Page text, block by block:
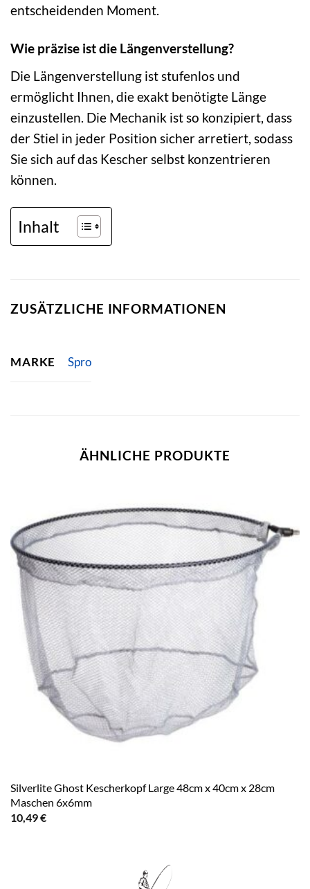
entscheidenden Moment.
Wie präzise ist die Längenverstellung?
Die Längenverstellung ist stufenlos und
ermöglicht Ihnen, die exakt benötigte Länge
einzustellen. Die Mechanik ist so konzipiert, dass
der Stiel in jeder Position sicher arretiert, sodass
Sie sich auf das Kescher selbst konzentrieren
können.
Inhalt
ZUSÄTZLICHE INFORMATIONEN
MARKE Spro
ÄHNLICHE PRODUKTE
Silverlite Ghost Kescherkopf Large 48cm x 40cm x 28cm
Maschen 6x6mm
10,49€